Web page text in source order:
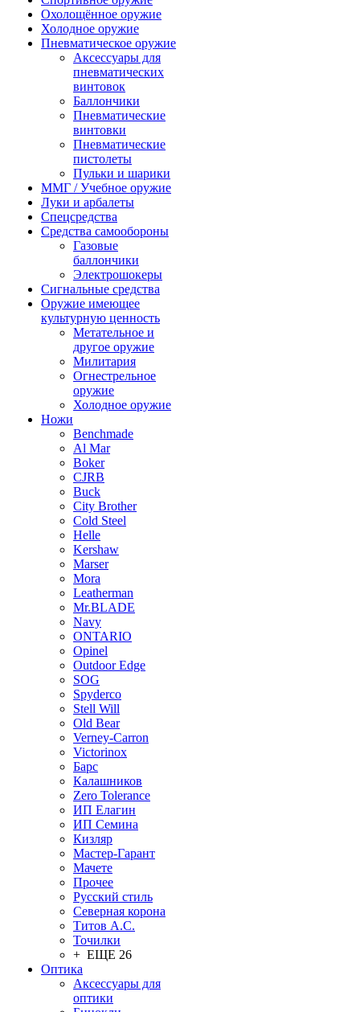
Охолощённое оружие
Холодное оружие
Пневматическое оружие
Аксессуары для
пневматических
винтовок
Баллончики
Пневматические
винтовки
Пневматические
пистолеты
Пульки и шарики
ММГ / Учебное оружие
Луки и арбалеты
Спецсредства
Средства самообороны
Газовые
баллончики
Электрошокеры
Сигнальные средства
Оружие имеющее
культурную ценность
Метательное и
другое оружие
Милитария
Огнестрельное
оружие
Холодное оружие
Ножи
Benchmade
Al Mar
Boker
CJRB
Buck
City Brother
Cold Steel
Helle
Kershaw
Marser
Mora
Leatherman
Mr.BLADE
Navy
ONTARIO
Opinel
Outdoor Edge
SOG
Spyderco
Stell Will
Old Bear
Verney-Carron
Victorinox
Барс
Калашников
Zero Tolerance
ИП Елагин
ИП Семина
Кизляр
Мастер-Гарант
Мачете
Прочее
Русский стиль
Северная корона
Титов А.С.
Точилки
+ ЕЩЕ 26
Оптика
Аксессуары для
оптики